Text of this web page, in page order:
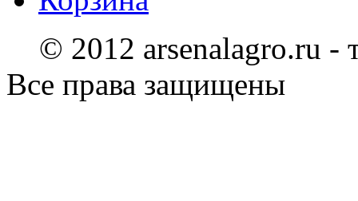
© 2012 arsenalagro.ru -
Все права защищены